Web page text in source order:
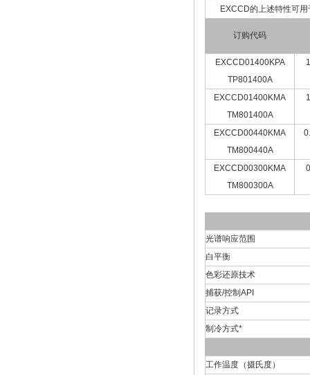
EXCCD的上述特性可用
订购代码
EXCCD01400KPA
TP801400A
EXCCD01400KMA
TM801400A
EXCCD00440KMA
TM800440A
EXCCD00300KMA
TM800300A
光谱响应范围
白平衡
色彩还原技术
捕获/控制API
记录方式
制冷方式*
工作温度（摄氏度）